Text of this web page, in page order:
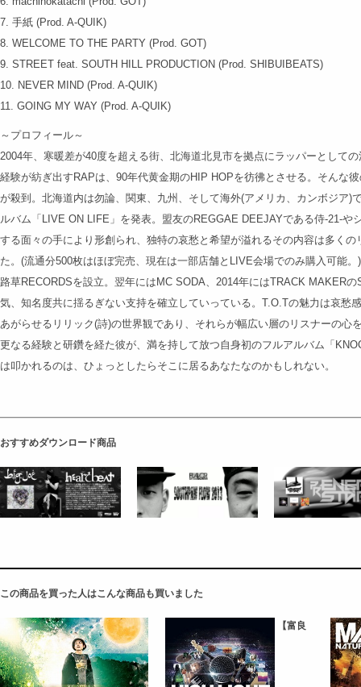
7. 手紙 (Prod. A-QUIK)
8. WELCOME TO THE PARTY (Prod. GOT)
9. STREET feat. SOUTH HILL PRODUCTION (Prod. SHIBUIBEATS)
10. NEVER MIND (Prod. A-QUIK)
11. GOING MY WAY (Prod. A-QUIK)
～プロフィール～
2004年、寒暖差が40度を超える街、北海道北見市を拠点にラッパーとして
経験が紡ぎ出すRAPは、90年代黄金期のHIP HOPを彷彿とさせる。そんな
が殺到。北海道内は勿論、関東、九州、そして海外(アメリカ、カンボジア)
ルバム「LIVE ON LIFE」を発表。盟友のREGGAE DEEJAYである侍-21-や
する面々の手により形創られ、独特の哀愁と希望が溢れるその内容は多く
た。(流通分500枚はほぼ完売、現在は一部店舗とLIVE会場でのみ購入可能
路草RECORDSを設立。翌年にはMC SODA、2014年にはTRACK MAKER
気、知名度共に揺るぎない支持を確立していっている。T.O.Tの魅力は哀愁
あがらせるリリック(詩)の世界観であり、それらが幅広い層のリスナーの心
更なる経験と研鑽を経た彼が、満を持して放つ自身初のフルアルバム「
は叩かれるのは、ひょっとしたらそこに居るあなたなのかもしれない。
おすすめダウンロード商品
この商品を買った人はこんな商品も買いました
【富良